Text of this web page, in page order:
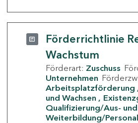
Förderrichtlinie
Wachstum
Förderart: Zuschuss
Unternehmen
Arbeitsplatzförderung
und Wachsen
Qualifizierung/Aus- und
Weiterbildung/Personal